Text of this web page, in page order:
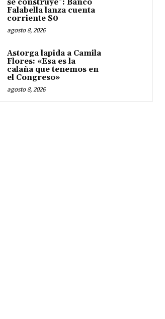
se construye”: Banco
Falabella lanza cuenta
corriente $0
agosto 8, 2026
Astorga lapida a Camila
Flores: «Esa es la
calaña que tenemos en
el Congreso»
agosto 8, 2026